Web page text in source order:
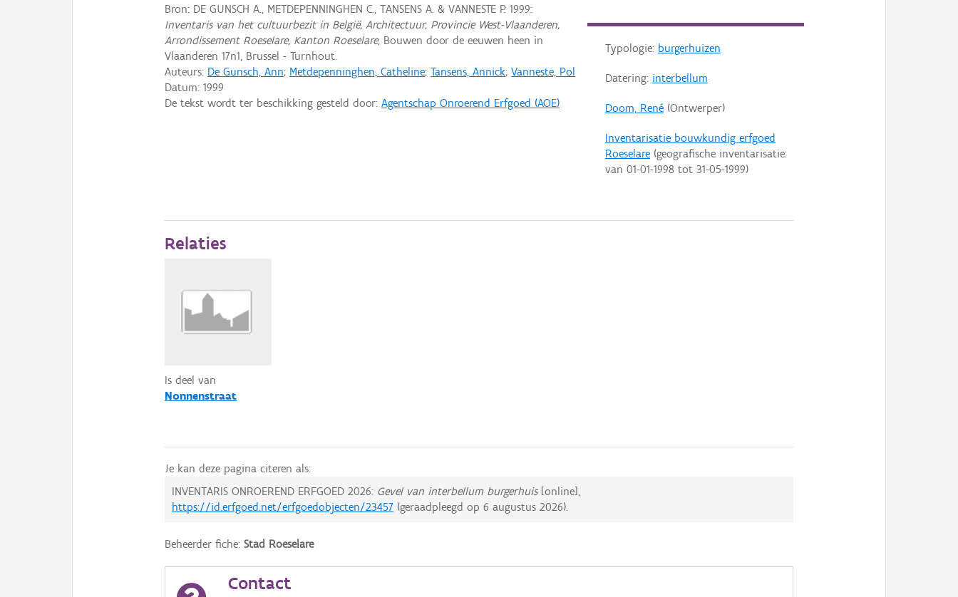
Typologie: burgerhuizen
Datering: interbellum
Doom, René(Ontwerper)
Inventarisatie bouwkundig erfgoed
Roeselare(geografische inventarisatie:
van 01-01-1998tot 31-05-1999)
Bron: DE GUNSCH A., METDEPENNINGHEN C., TANSENS A. & VANNESTE P. 1999:
Inventaris van het cultuurbezit in België, Architectuur, Provincie West-Vlaanderen,
Arrondissement Roeselare, Kanton Roeselare, Bouwen door de eeuwen heen in
Vlaanderen 17n1, Brussel - Turnhout.
Auteurs: De Gunsch, Ann; Metdepenninghen, Catheline;Tansens, Annick;Vanneste, Pol
Datum:1999
De tekst wordt ter beschikking gesteld door:Agentschap Onroerend Erfgoed (AOE)
Relaties
Is deel van
Nonnenstraat
Je kan deze pagina citeren als:
INVENTARIS ONROEREND ERFGOED 2026: Gevel van interbellum burgerhuis[online],
https://id.erfgoed.net/erfgoedobjecten/23457 (geraadpleegd op6 augustus 2026).
Beheerder fiche:Stad Roeselare
Contact